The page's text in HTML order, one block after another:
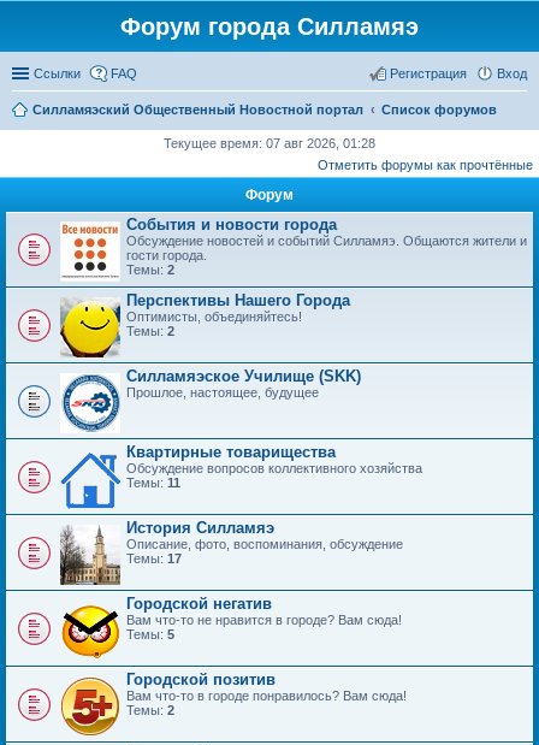
Форум города Силламяэ
Ссылки FAQ Вход
Регистрация
Силламяэский Общественный Новостной портал Список форумов
Текущее время: 07 авг 2026, 01:28
Отметить форумы как прочтённые
Форум
События и новости города
Обсуждение новостей и событий Силламяэ. Общаются жители и
гости города.
Темы: 2
Перспективы Нашего Города
Оптимисты, объединяйтесь!
Темы: 2
Силламяэское Училище (SKK)
Прошлое, настоящее, будущее
Квартирные товарищества
Обсуждение вопросов коллективного хозяйства
Темы: 11
История Силламяэ
Описание, фото, воспоминания, обсуждение
Темы: 17
Городской негатив
Вам что-то не нравится в городе? Вам сюда!
Темы: 5
Городской позитив
Вам что-то в городе понравилось? Вам сюда!
Темы: 2